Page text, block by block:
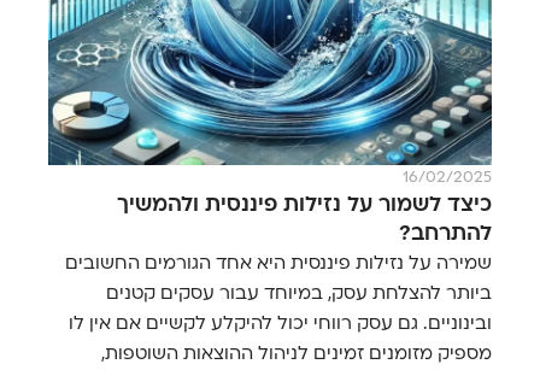
16/02/2025
כיצד לשמור על נזילות פיננסית ולהמשיך
להתרחב?
שמירה על נזילות פיננסית היא אחד הגורמים החשובים
ביותר להצלחת עסק, במיוחד עבור עסקים קטנים
ובינוניים. גם עסק רווחי יכול להיקלע לקשיים אם אין לו
מספיק מזומנים זמינים לניהול ההוצאות השוטפות,